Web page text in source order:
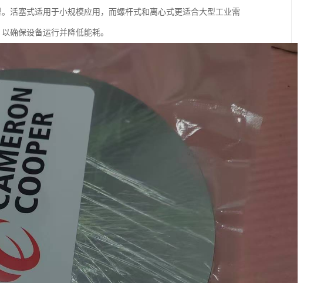
活塞式适用于小规模应用，而螺杆式和离心式更适合大型工业需
确保设备运行并降低能耗。